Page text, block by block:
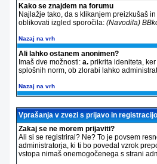
Kako se znajdem na forumu
Najlažje tako, da s klikanjem preizkušaš
oblikovati izgled sporočila: (Navodila)
Nazaj na vrh
Ali lahko ostanem anonimen?
Imaš dve možnosti: a. prikrita ideniteta,
splošnih norm, ob zlorabi lahko
Nazaj na vrh
Vprašanja v zvezi s prijavo in registracijo
Zakaj se ne morem prijaviti?
Ali si se registriral? Ne? To je povsem
administratorja, ki ti bo povedal vzrok
vstopa nimaš onemogočenega s strani